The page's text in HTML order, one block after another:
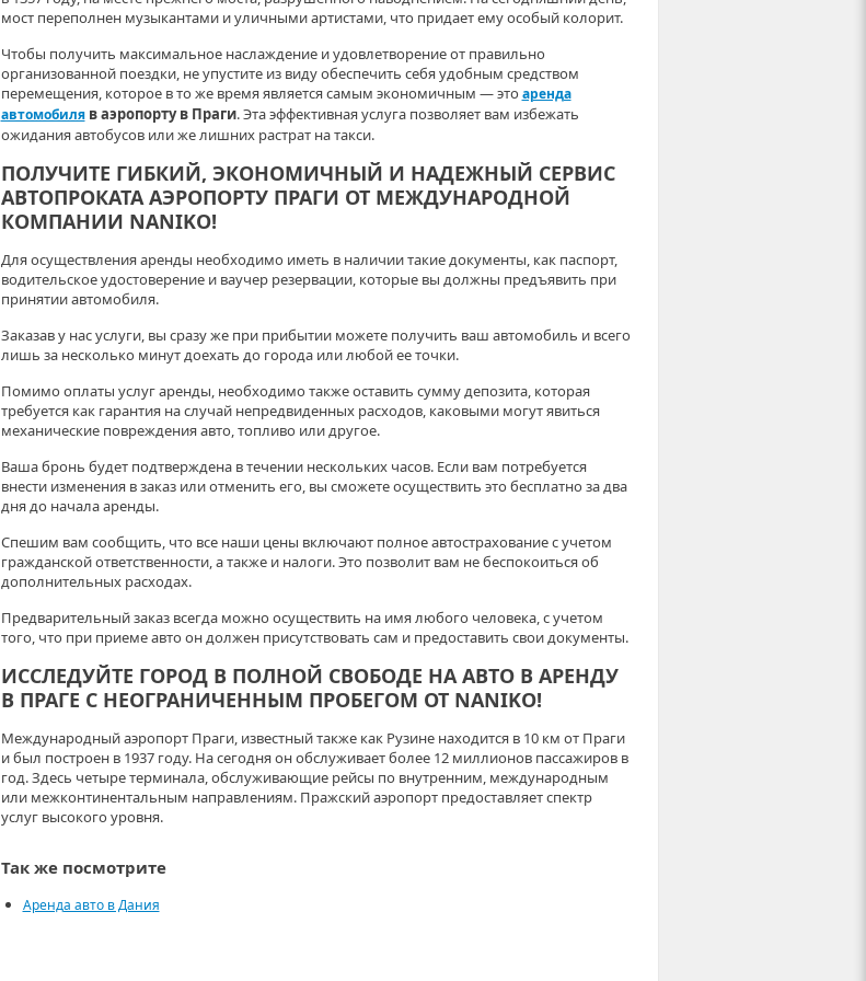
мост переполнен музыкантами и уличными артистами, что придает ему особый колорит.
Чтобы получить максимальное наслаждение и удовлетворение от правильно
организованной поездки, не упустите из виду обеспечить себя удобным средством
перемещения, которое в то же время является самым экономичным — это аренда
автомобиляв аэропорту в Праги. Эта эффективная услуга позволяет вам избежать
ожидания автобусов или же лишних растрат на такси.
ПОЛУЧИТЕ ГИБКИЙ, ЭКОНОМИЧНЫЙ И НАДЕЖНЫЙ СЕРВИС
АВТОПРОКАТА АЭРОПОРТУ ПРАГИ ОТ МЕЖДУНАРОДНОЙ
КОМПАНИИ NANIKO!
Для осуществления аренды необходимо иметь в наличии такие документы, как паспорт,
водительское удостоверение и ваучер резервации, которые вы должны предъявить при
принятии автомобиля.
Заказав у нас услуги, вы сразу же при прибытии можете получить ваш автомобиль и всего
лишь за несколько минут доехать до города или любой ее точки.
Помимо оплаты услуг аренды, необходимо также оставить сумму депозита, которая
требуется как гарантия на случай непредвиденных расходов, каковыми могут явиться
механические повреждения авто, топливо или другое.
Ваша бронь будет подтверждена в течении нескольких часов. Если вам потребуется
внести изменения в заказ или отменить его, вы сможете осуществить это бесплатно за два
дня до начала аренды.
Спешим вам сообщить, что все наши цены включают полное автострахование с учетом
гражданской ответственности, а также и налоги. Это позволит вам не беспокоиться об
дополнительных расходах.
Предварительный заказ всегда можно осуществить на имя любого человека, с учетом
того, что при приеме авто он должен присутствовать сам и предоставить свои документы.
ИССЛЕДУЙТЕ ГОРОД В ПОЛНОЙ СВОБОДЕ НА АВТО В АРЕНДУ
В ПРАГЕ С НЕОГРАНИЧЕННЫМ ПРОБЕГОМ ОТ NANIKO!
Международный аэропорт Праги, известный также как Рузине находится в 10 км от Праги
и был построен в 1937 году. На сегодня он обслуживает более 12 миллионов пассажиров в
год. Здесь четыре терминала, обслуживающие рейсы по внутренним, международным
или межконтинентальным направлениям. Пражский аэропорт предоставляет спектр
услуг высокого уровня.
Так же посмотрите
Аренда авто в Дания